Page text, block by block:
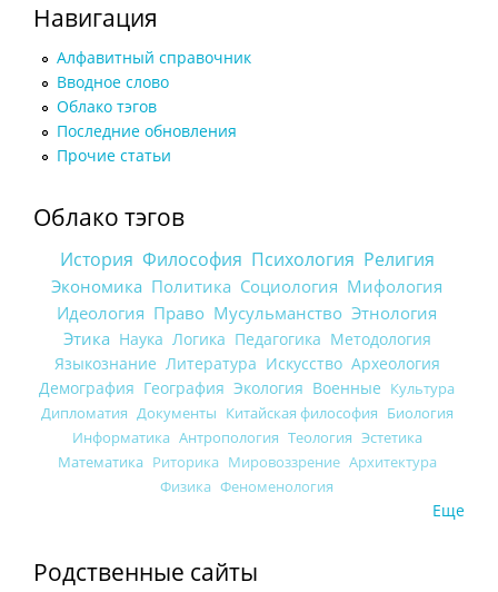
Навигация
Алфавитный справочник
Вводное слово
Облако тэгов
Последние обновления
Прочие статьи
Облако тэгов
История Философия Психология Религия
Экономика Политика Социология Мифология
Идеология Право Мусульманство Этнология
Этика Наука Логика Педагогика Методология
Языкознание Литература Искусство Археология
Демография География Экология Военные Культура
Дипломатия Документы Китайская философия Биология
Информатика Антропология Теология Эстетика
Математика Риторика Мировоззрение Архитектура
Физика Феноменология
Еще
Родственные сайты